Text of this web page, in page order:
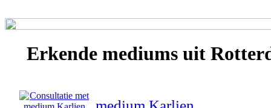
Erkende mediums uit